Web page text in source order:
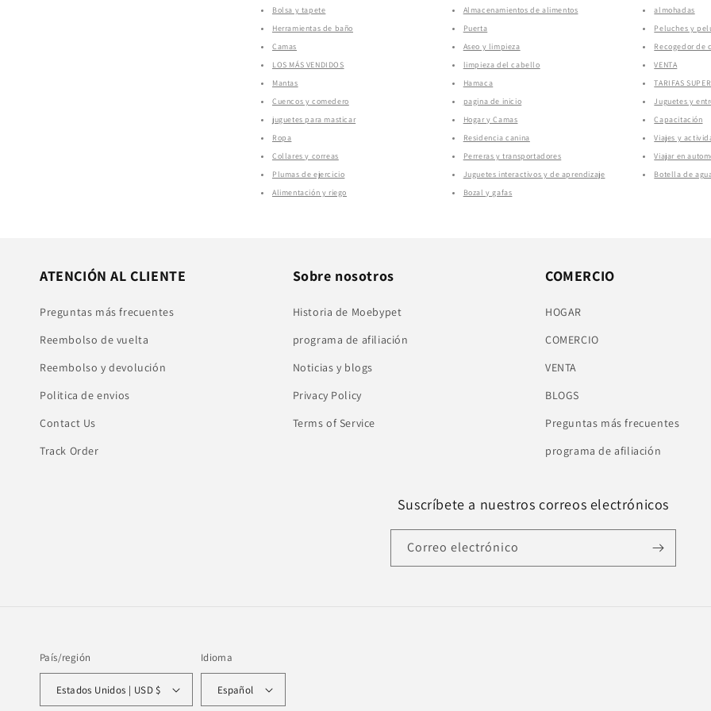
Bolsa y tapete
Herramientas de baño
Camas
LOS MÁS VENDIDOS
Mantas
Cuencos y comedero
juguetes para masticar
Ropa
Collares y correas
Plumas de ejercicio
Alimentación y riego
Almacenamientos de alimentos
Puerta
Aseo y limpieza
limpieza del cabello
Hamaca
pagina de inicio
Hogar y Camas
Residencia canina
Perreras y transportadores
Juguetes interactivos y de aprendizaje
Bozal y gafas
almohadas
Peluches y
Recogedor de
VENTA
TARIFAS
Juguetes y
Capacitación
Viajes y
Viajar en
Botella de
ATENCIÓN AL CLIENTE
Preguntas más frecuentes
Reembolso de vuelta
Reembolso y devolución
Politica de envios
Contact Us
Track Order
Sobre nosotros
Historia de Moebypet
programa de afiliación
Noticias y blogs
Privacy Policy
Terms of Service
COMERCIO
HOGAR
COMERCIO
VENTA
BLOGS
Preguntas más frecuentes
programa de afiliación
Suscríbete a nuestros correos electrónicos
Correo electrónico
País/región
Estados Unidos | USD $
Idioma
Español